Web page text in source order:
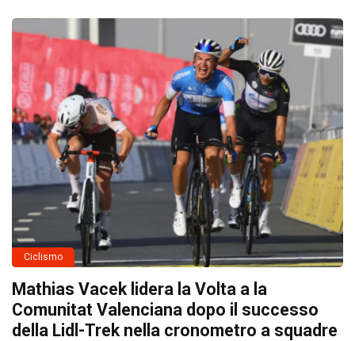
Ciclismo
Mathias Vacek lidera la Volta a la
Comunitat Valenciana dopo il successo
della Lidl-Trek nella cronometro a squadre